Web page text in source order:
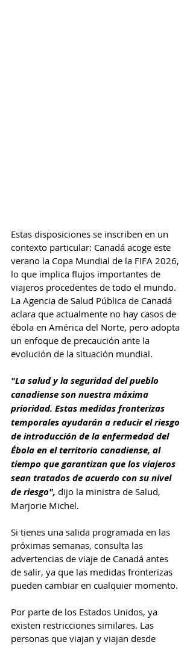
Estas disposiciones se inscriben en un
contexto particular: Canadá acoge este
verano la Copa Mundial de la FIFA 2026,
lo que implica flujos importantes de
viajeros procedentes de todo el mundo.
La Agencia de Salud Pública de Canadá
aclara que actualmente no hay casos de
ébola en América del Norte, pero adopta
un enfoque de precaución ante la
evolución de la situación mundial.
"La salud y la seguridad del pueblo
canadiense son nuestra máxima
prioridad. Estas medidas fronterizas
temporales ayudarán a reducir el riesgo
de introducción de la enfermedad del
Ébola en el territorio canadiense, al
tiempo que garantizan que los viajeros
sean tratados de acuerdo con su nivel
de riesgo", dijo la ministra de Salud,
Marjorie Michel.
Si tienes una salida programada en las
próximas semanas, consulta las
advertencias de viaje de Canadá antes
de salir, ya que las medidas fronterizas
pueden cambiar en cualquier momento.
Por parte de los Estados Unidos, ya
existen restricciones similares. Las
personas que viajan y viajan desde